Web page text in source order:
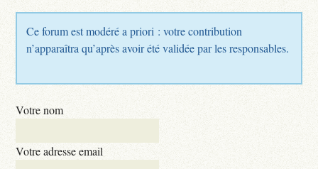
Ce forum est modéré a priori : votre contribution
n’apparaîtra qu’après avoir été validée par les responsables.
Votre nom
Votre adresse email